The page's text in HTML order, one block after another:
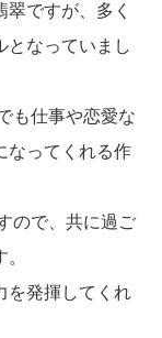
ですが、多く
となっていまし
も仕事や恋愛な
なってくれる作
ので、共に過ご
を発揮してくれ